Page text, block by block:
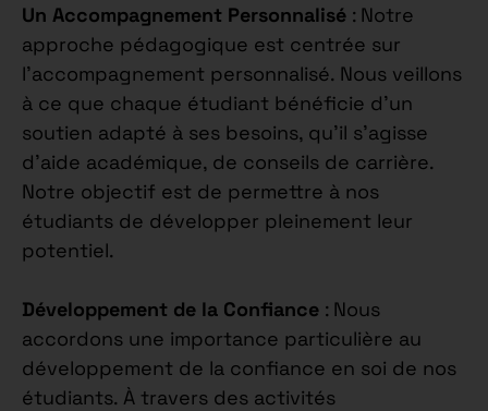
Un Accompagnement Personnalisé : Notre
approche pédagogique est centrée sur
l’accompagnement personnalisé. Nous veillons
à ce que chaque étudiant bénéficie d’un
soutien adapté à ses besoins, qu’il s’agisse
d’aide académique, de conseils de carrière.
Notre objectif est de permettre à nos
étudiants de développer pleinement leur
potentiel.
Développement de la Confiance : Nous
accordons une importance particulière au
développement de la confiance en soi de nos
étudiants. À travers des activités